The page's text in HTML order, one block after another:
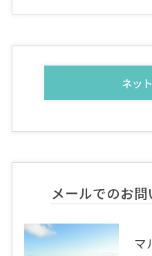
ネッ
メールでのお
マ